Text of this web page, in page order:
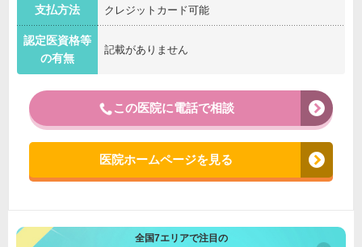
支払方法 クレジットカード可能
認定医資格等
の有無
記載がありません
この医院に電話で相談
医院ホームページを見る
全国7エリアで注目の